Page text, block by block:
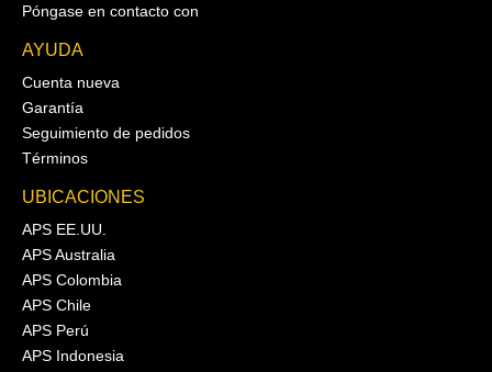
Póngase en contacto con
AYUDA
Cuenta nueva
Garantía
Seguimiento de pedidos
Términos
UBICACIONES
APS EE.UU.
APS Australia
APS Colombia
APS Chile
APS Perú
APS Indonesia